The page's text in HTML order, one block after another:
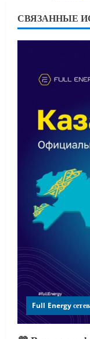
СВЯЗАННЫЕ
Full Energy